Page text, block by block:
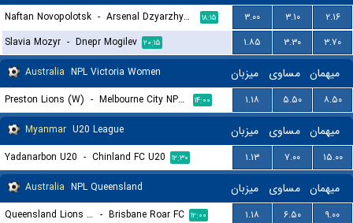
Naftan Novopolotsk - Arsenal Dzyarzhynsk ۱۸:۱۵ ۳.۰۰ ۳.۱۰
۲.۱۶
Slavia Mozyr - Dnepr Mogilev ۲۰:۱۵ ۱.۸۵ ۳.۳۰
۳.۷۰
Australia NPL Victoria Women میزبان مساوی میهمان
Preston Lions (W) - Melbourne City NPL (W) ۱۴:۰۰ ۱.۱۸ ۵.۵۰
۸.۵۰
Myanmar U20 League میزبان مساوی میهمان
Yadanarbon U20 - Chinland FC U20 ۱۲:۳۰ ۱.۱۳ ۷.۰۰
۱۵.۰۰
Australia NPL Queensland میزبان مساوی میهمان
Queensland Lions SC - Brisbane Roar FC ۱۲:۰۰ ۱.۱۸ ۶.۵۰
۹.۰۰